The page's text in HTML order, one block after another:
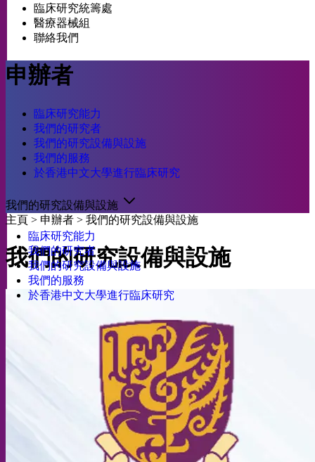
臨床研究統籌處
醫療器械組
聯絡我們
申辦者
臨床研究能力
我們的研究者
我們的研究設備與設施
我們的服務
於香港中文大學進行臨床研究
我們的研究設備與設施
臨床研究能力
我們的研究者
我們的研究設備與設施
我們的服務
於香港中文大學進行臨床研究
主頁 > 申辦者 > 我們的研究設備與設施
我們的研究設備與設施